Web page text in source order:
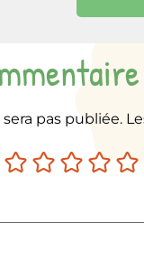
pas publiée.